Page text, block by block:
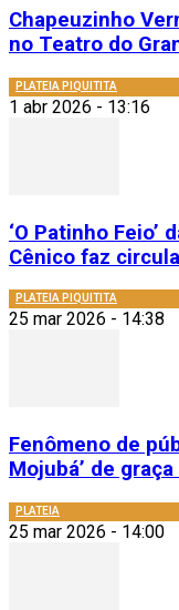
Chapeuzinho
no Teatro do
PLATEIA PIQUITITA
1 abr 2026 - 13:16
‘O Patinho
Cênico faz
PLATEIA PIQUITITA
25 mar 2026 - 14:38
Fenômeno de
Mojubá’ de
PLATEIA
25 mar 2026 - 14:00